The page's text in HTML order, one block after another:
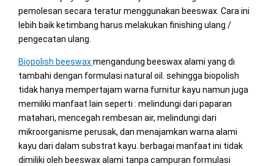
pemolesan secara teratur menggunakan beeswax. Cara ini
lebih baik ketimbang harus melakukan finishing ulang /
pengecatan ulang.
Biopolish beeswaxmengandung beeswax alami yang di
tambahi dengan formulasi natural oil. sehingga biopolish
tidak hanya mempertajam warna furnitur kayu namun juga
memiliki manfaat lain seperti : melindungi dari paparan
matahari, mencegah rembesan air, melindungi dari
mikroorganisme perusak, dan menajamkan warna alami
kayu dari dalam substrat kayu. berbagai manfaat ini tidak
dimiliki oleh beeswax alami tanpa campuran formulasi